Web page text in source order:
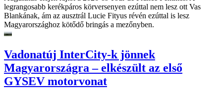
legrangosabb kerékpáros körversenyen ezúttal nem lesz ott Vas
Blankának, ám az ausztrál Lucie Fityus révén ezúttal is lesz
Magyarországhoz kötődő bringás a mezőnyben.
Vadonatúj InterCity-k jönnek
Magyarországra – elkészült az első
GYSEV motorvonat